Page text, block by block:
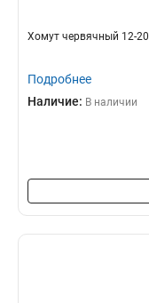
Хомут червячный 12-20
Подробнее
Наличие: В наличии